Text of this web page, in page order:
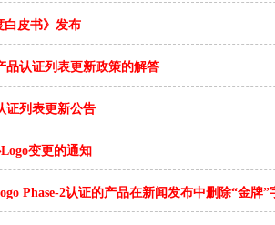
白皮书》发布
品认证列表更新政策的解答
证列表更新公告
变更的通知
Phase-2认证的产品在新闻发布中删除“金牌”